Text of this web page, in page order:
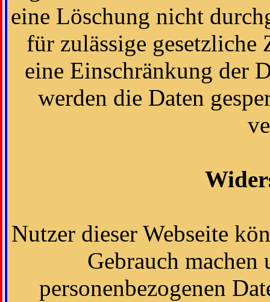
eine Löschung nicht
für zulässige
eine Einschränkung der
werden die Daten
Nutzer dieser Webseite
Gebrauch
personenbezogenen